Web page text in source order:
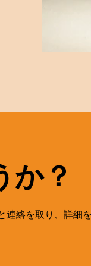
か？
絡を取り、詳